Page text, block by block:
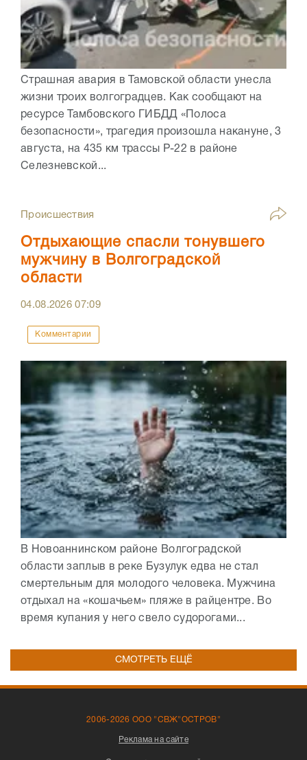
Страшная авария в Тамовской области унесла
жизни троих волгоградцев. Как сообщают на
ресурсе Тамбовского ГИБДД «Полоса
безопасности», трагедия произошла накануне, 3
августа, на 435 км трассы Р-22 в районе
Селезневской...
Происшествия
Отдыхающие спасли тонувшего
мужчину в Волгоградской
области
04.08.202607:09
Комментарии
В Новоаннинском районе Волгоградской
области заплыв в реке Бузулук едва не стал
смертельным для молодого человека. Мужчина
отдыхал на «кошачьем» пляже в райцентре. Во
время купания у него свело судорогами...
СМОТРЕТЬ ЕЩЁ
2006-2026 ООО "СВЖ"ОСТРОВ"
Реклама на сайте